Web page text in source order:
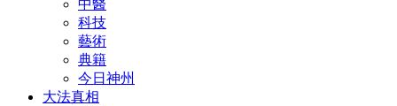
中醫
科技
藝術
典籍
今日神州
大法真相